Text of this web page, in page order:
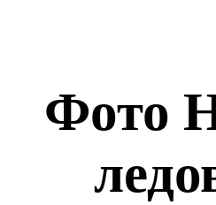
Фото